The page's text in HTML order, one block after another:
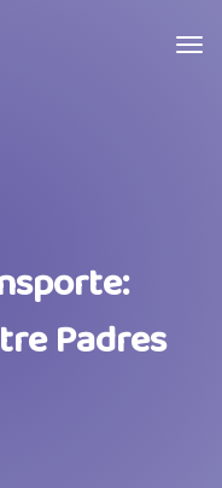
Padres